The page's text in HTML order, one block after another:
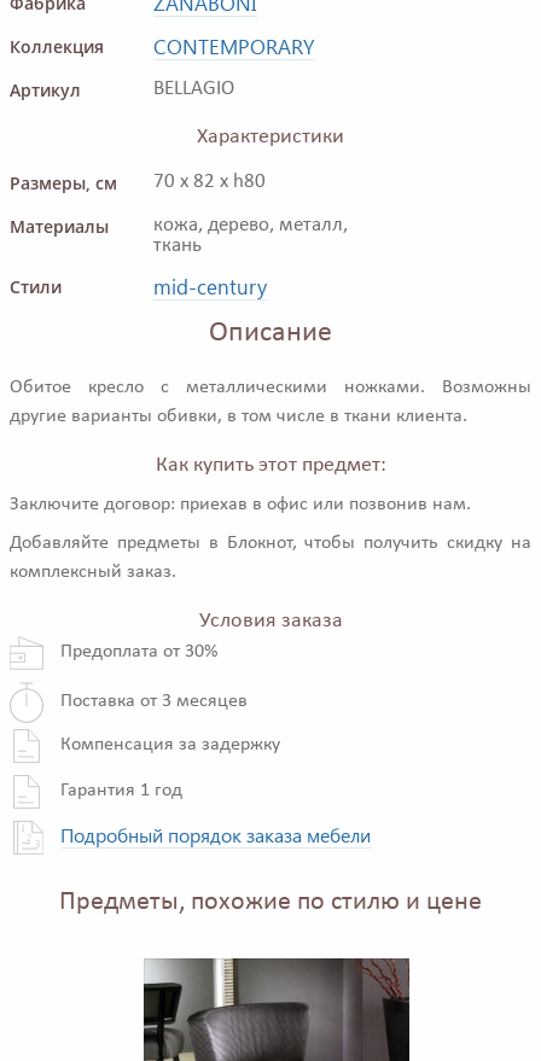
Коллекция CONTEMPORARY
Артикул BELLAGIO
Характеристики
Размеры, см
70 x 82 x h80
Материалы
кожа, дерево, металл,
ткань
Стили mid-century
Описание
Обитое кресло с металлическими ножками. Возможны
другие варианты обивки, в том числе в ткани клиента.
Как купить этот предмет:
Заключите договор: приехав в офис или позвонив нам.
Добавляйте предметы в Блокнот, чтобы получить скидку на
комплексный заказ.
Условия заказа
Предоплата от 30%
Поставка от 3 месяцев
Компенсация за задержку
Гарантия 1 год
Подробный порядок заказа мебели
Предметы, похожие по стилю и цене